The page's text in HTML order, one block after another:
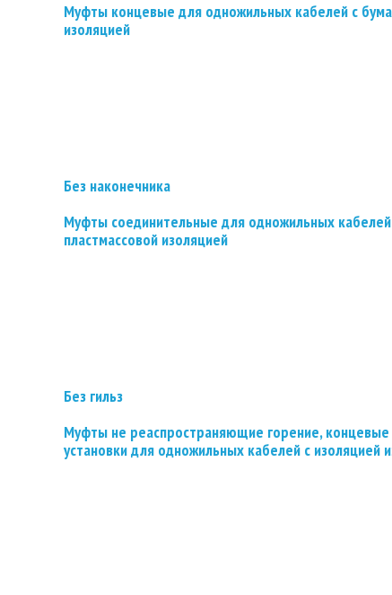
Муфты концевые для одножильных кабелей с
изоляцией
Без наконечника
Муфты соединительные для одножильных
пластмассовой изоляцией
Без гильз
Муфты не реаспространяющие горение, концевые
установки для одножильных кабелей с изоляцией